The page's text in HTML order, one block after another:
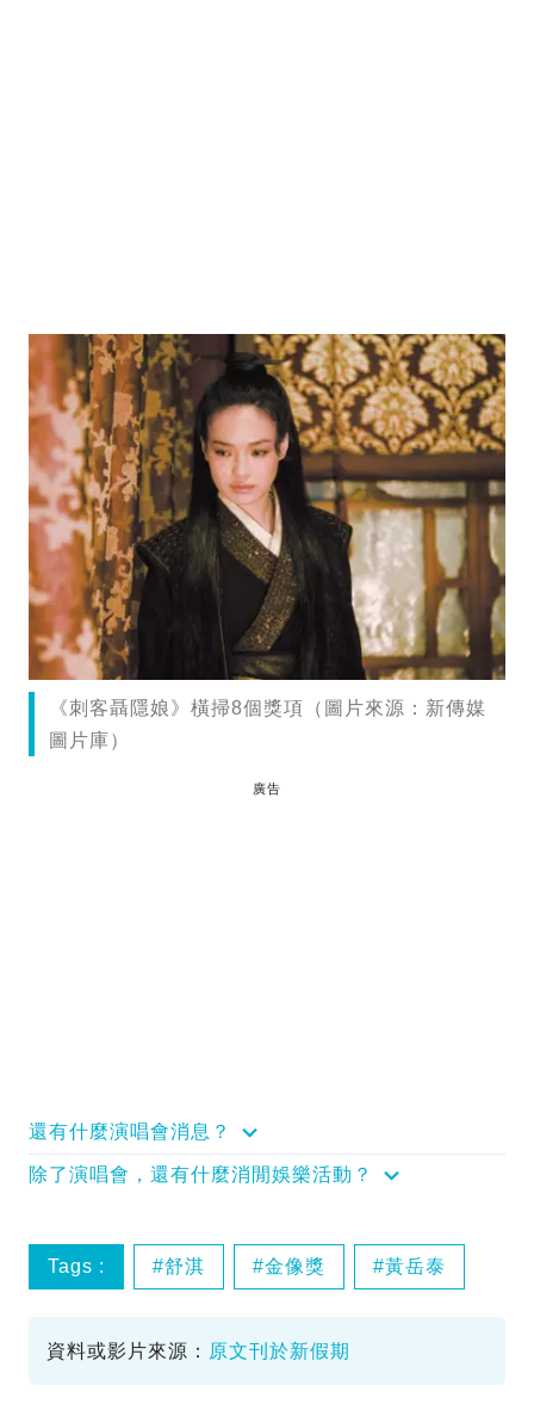
《刺客聶隱娘》橫掃8個獎項（圖片來源：新傳媒
圖片庫）
廣告
還有什麼演唱會消息？
除了演唱會，還有什麼消閒娛樂活動？
Tags : 舒淇 金像獎 黃岳泰
資料或影片來源： 原文刊於新假期